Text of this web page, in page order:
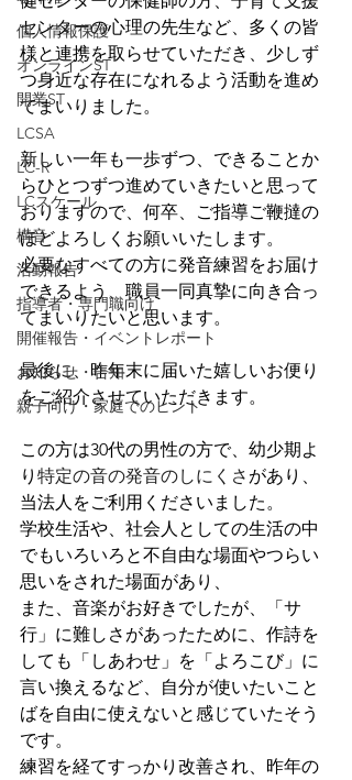
個人情報保護
オンラインST
開業ST
LCSA
LC-R
LCスケール
構音
活動報告
指導者・専門職向け
開催報告・イベントレポート
お知らせ・告知
親子向け・家庭でのヒント
センターの心理の先生など、多くの皆
様と連携を取らせていただき、少しず
つ身近な存在になれるよう活動を進め
てまいりました。
新しい一年も一歩ずつ、できることか
らひとつずつ進めていきたいと思って
おりますので、何卒、ご指導ご鞭撻の
ほどよろしくお願いいたします。
必要なすべての方に発音練習をお届け
できるよう、職員一同真摯に向き合っ
てまいりたいと思います。
最後に、昨年末に届いた嬉しいお便り
をご紹介させていただきます。
この方は30代の男性の方で、幼少期よ
り 特定の音の発音のしにくさ があり、
当法人をご利用くださいました。
学校生活や、社会人としての生活の中
でもいろいろと不自由な場面やつらい
思いをされた場面があり、
また、音楽がお好きでしたが、「サ
行」に難しさがあったために、作詩を
しても「しあわせ」を「よろこび」に
言い換えるなど、自分が使いたいこと
ばを自由に使えないと感じていたそう
です。
練習を経てすっかり改善され、昨年の